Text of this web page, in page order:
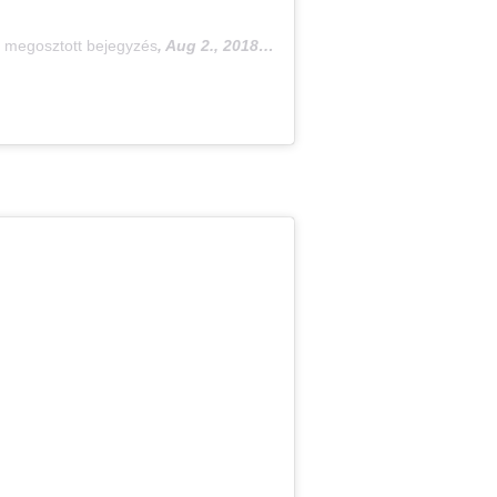
megosztott bejegyzés, Aug 2., 2018, időpont: 10:09 (PDT időzóna szerint)